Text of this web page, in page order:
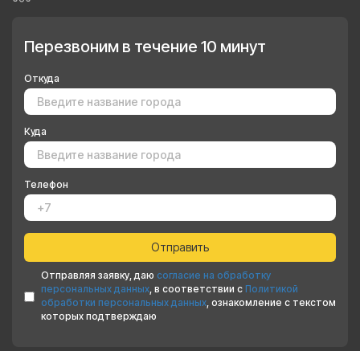
Перезвоним в течение 10 минут
Откуда
Куда
Телефон
Отправляя заявку, даю согласие на обработку
персональных данных, в соответствии с Политикой
обработки персональных данных, ознакомление с текстом
которых подтверждаю